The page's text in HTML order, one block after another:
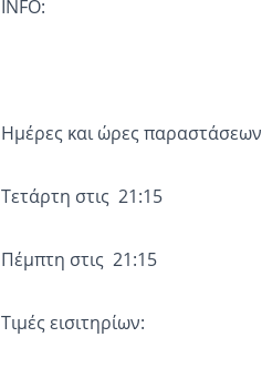
INFO:
Ημέρες και ώρες παραστάσεων
Τετάρτη στις 21:15
Πέμπτη στις 21:15
Τιμές εισιτηρίων: